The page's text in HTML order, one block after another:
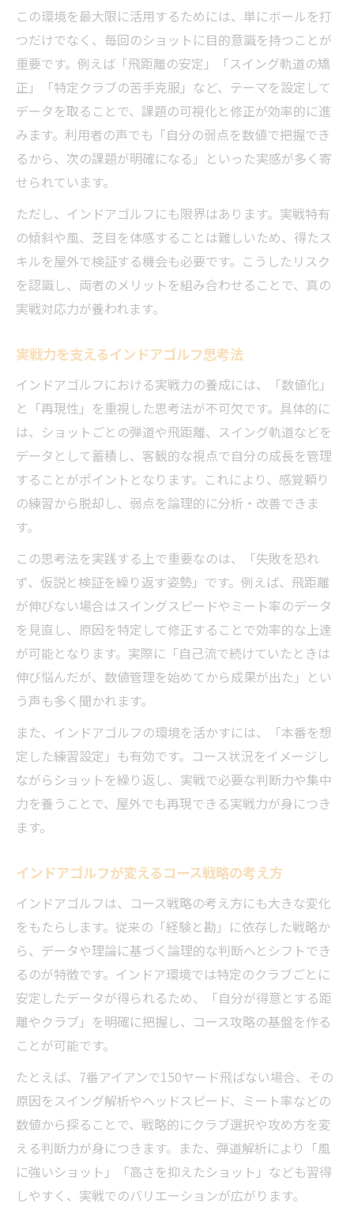
実戦力に直結するインドアゴルフの意識改
革
インドアゴルフを実践力へつなげる発想
課題解決型インドアゴルフの考え方を知る
インドアゴルフで得る成長意識の高め方
再現性を追求したインドアゴルフ活用術
インドアゴルフで再現性を高める練習プロ
スイング再現性を重視したインドアゴルフ
活用法
インドアゴルフの数値分析が導く再現性向
上
求
インドアゴルフで安定したショットを再現
する
屋内練習とコースの感覚差を埋める方法
インドアゴルフで感覚差を縮める工夫の実
例
コース感覚を鍛えるインドアゴルフ習慣
活用法
実戦対応力を引き出すインドアゴルフのコ
ツ
感覚のズレを解消するインドアゴルフ練習
術
新しいゴルフ上達の形をインドアで探る
インドアゴルフが生み出す新時代の上達法
未来型ゴルフ上達を支えるインドアゴルフ
哲学
インドアゴルフ発想で見える成長の可能性
インドアゴルフで広がる上達の新アプロー
インドアゴルフから始める革新的な練習法
この環境を最大限に活用するためには、単にボールを打
つだけでなく、毎回のショットに目的意識を持つことが
重要です。例えば「飛距離の安定」「スイング軌道の矯
正」「特定クラブの苦手克服」など、テーマを設定して
データを取ることで、課題の可視化と修正が効率的に進
みます。利用者の声でも「自分の弱点を数値で把握でき
るから、次の課題が明確になる」といった実感が多く寄
せられています。
ただし、インドアゴルフにも限界はあります。実戦特有
の傾斜や風、芝目を体感することは難しいため、得たス
キルを屋外で検証する機会も必要です。こうしたリスク
を認識し、両者のメリットを組み合わせることで、真の
実戦対応力が養われます。
実戦力を支えるインドアゴルフ思考法
インドアゴルフにおける実戦力の養成には、「数値化」
と「再現性」を重視した思考法が不可欠です。具体的に
は、ショットごとの弾道や飛距離、スイング軌道などを
データとして蓄積し、客観的な視点で自分の成長を管理
することがポイントとなります。これにより、感覚頼り
の練習から脱却し、弱点を論理的に分析・改善できま
す。
この思考法を実践する上で重要なのは、「失敗を恐れ
ず、仮説と検証を繰り返す姿勢」です。例えば、飛距離
が伸びない場合はスイングスピードやミート率のデータ
を見直し、原因を特定して修正することで効率的な上達
が可能となります。実際に「自己流で続けていたときは
伸び悩んだが、数値管理を始めてから成果が出た」とい
う声も多く聞かれます。
また、インドアゴルフの環境を活かすには、「本番を想
定した練習設定」も有効です。コース状況をイメージし
ながらショットを繰り返し、実戦で必要な判断力や集中
力を養うことで、屋外でも再現できる実戦力が身につき
ます。
インドアゴルフが変えるコース戦略の考え方
インドアゴルフは、コース戦略の考え方にも大きな変化
をもたらします。従来の「経験と勘」に依存した戦略か
ら、データや理論に基づく論理的な判断へとシフトでき
るのが特徴です。インドア環境では特定のクラブごとに
安定したデータが得られるため、「自分が得意とする距
離やクラブ」を明確に把握し、コース攻略の基盤を作る
ことが可能です。
たとえば、7番アイアンで150ヤード飛ばない場合、その
原因をスイング解析やヘッドスピード、ミート率などの
数値から探ることで、戦略的にクラブ選択や攻め方を変
える判断力が身につきます。また、弾道解析により「風
に強いショット」「高さを抑えたショット」なども習得
しやすく、実戦でのバリエーションが広がります。